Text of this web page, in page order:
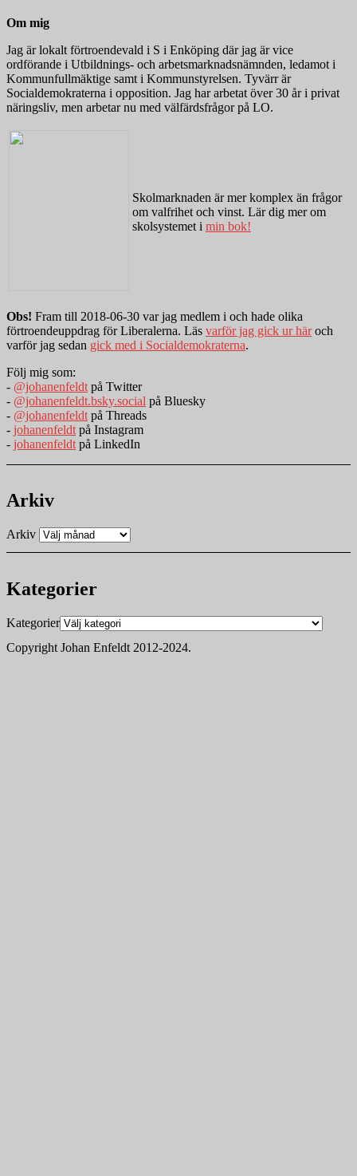
Om mig
Jag är lokalt förtroendevald i S i Enköping där jag är vice
ordförande i Utbildnings- och arbetsmarknadsnämnden, ledamot i
Kommunfullmäktige samt i Kommunstyrelsen. Tyvärr är
Socialdemokraterna i opposition. Jag har arbetat över 30 år i privat
näringsliv, men arbetar nu med välfärdsfrågor på LO.
Skolmarknaden är mer komplex än frågor
om valfrihet och vinst. Lär dig mer om
skolsystemet i min bok!
Obs! Fram till 2018-06-30 var jag medlem i och hade olika
förtroendeuppdrag för Liberalerna. Läs varför jag gick ur häroch
varför jag sedan gick med i Socialdemokraterna.
Följ mig som:
- @johanenfeldt på Twitter
- @johanenfeldt.bsky.social på Bluesky
- @johanenfeldt på Threads
- johanenfeldt på Instagram
- johanenfeldt på LinkedIn
Arkiv
Arkiv
Kategorier
Kategorier
Copyright Johan Enfeldt 2012-2024.